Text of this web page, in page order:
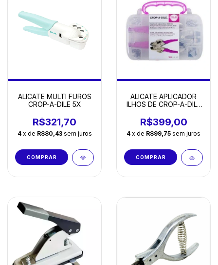
ALICATE MULTI FUROS
CROP-A-DILE 5X
R$321,70
4 x de R$80,43 sem juros
ALICATE APLICADOR
ILHOS DE CROP-A-DILE
R$399,00
4 x de R$99,75 sem juros